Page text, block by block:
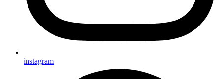
instagram